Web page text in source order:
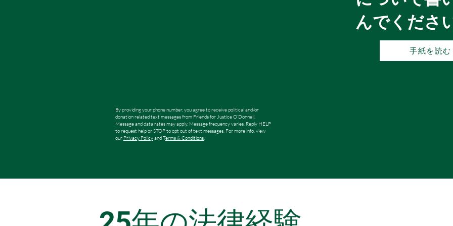
By providing your phone number, you agree to receive political and/or
donation related text messages from Friends for Justice O’Donnell.
Message and data rates may apply. Message frequency varies. Reply HELP
to request help or STOP to opt out of text messages. For more info, view
our Privacy Policyand Terms & Conditions.
んでくださ
手紙を読む